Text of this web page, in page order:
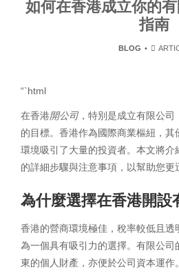
如何在香港成立你的
指南
BLOG
“`html
在香港開公司，特別是成立有限公司
的目標。香港作為國際商業樞紐，
環境吸引了大量的投資者。本文將介
的詳細步驟與注意事項，以幫助您更
為什麼選擇在香港開設
香港的營商環境極佳，稅率較低且透
為一個具有吸引力的選擇。有限公司
東的個人財產，亦便於公司資本運作